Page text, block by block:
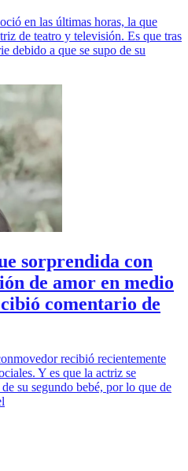
en las últimas horas, la que
de teatro y televisión. Es que tras
debido a que se supo de su
sorprendida con
de amor en medio
comentario de
recibió recientemente
Y es que la actriz se
su segundo bebé, por lo que de